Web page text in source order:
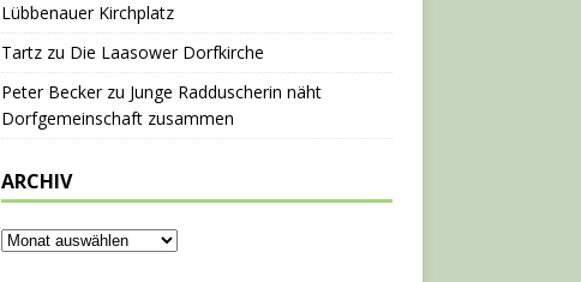
Lübbenauer Kirchplatz
Tartzzu Die Laasower Dorfkirche
Peter Beckerzu Junge Radduscherin näht
Dorfgemeinschaft zusammen
ARCHIV